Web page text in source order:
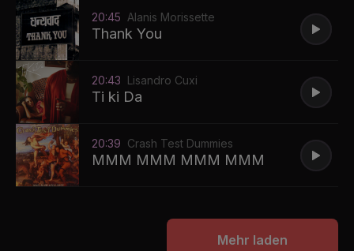
20:45 Alanis Morissette
Thank You
20:43 Lisandro Cuxi
Ti ki Da
20:39 Crash Test Dummies
MMM MMM MMM MMM
Mehr laden